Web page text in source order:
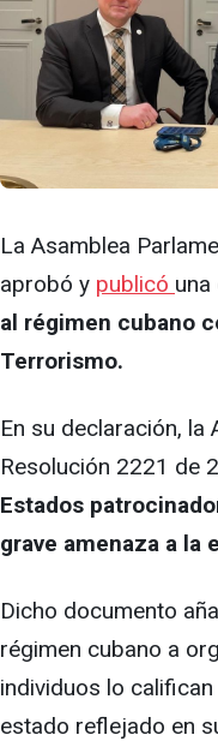
La Asamblea
aprobó y publicó
al régimen cubano
Terrorismo.
En su declaración, la
Resolución 2221 de
Estados
grave amenaza a la
Dicho documento
régimen cubano a
individuos lo
estado reflejado en